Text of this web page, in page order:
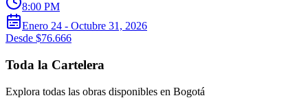
8:00 PM
Enero 24 - Octubre 31, 2026
Desde $76.666
Toda la Cartelera
Explora todas las obras disponibles en Bogotá